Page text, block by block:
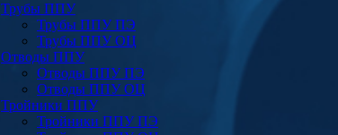
Трубы ППУ
Трубы ППУ ПЭ
Трубы ППУ ОЦ
Отводы ППУ
Отводы ППУ ПЭ
Отводы ППУ ОЦ
Тройники ППУ
Тройники ППУ ПЭ